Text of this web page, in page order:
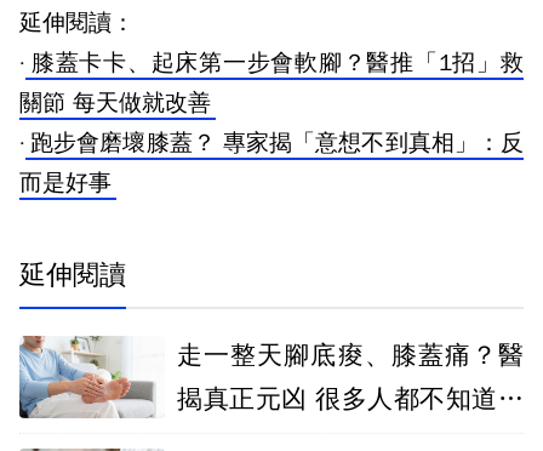
延伸閱讀：
· 膝蓋卡卡、起床第一步會軟腳？醫推「1招」救
關節 每天做就改善
· 跑步會磨壞膝蓋？ 專家揭「意想不到真相」：反
而是好事
延伸閱讀
走一整天腳底痠、膝蓋痛？醫
揭真正元凶 很多人都不知道是